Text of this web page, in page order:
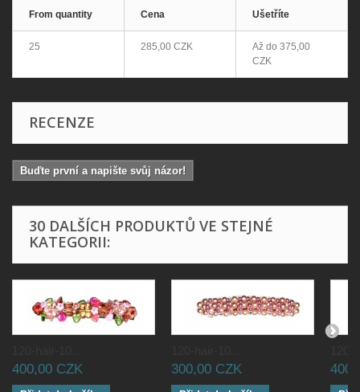
From quantity Cena Ušetříte
25 285,00 CZK Až do 375,00
CZK
RECENZE
Buďte první a napište svůj názor!
30 DALŠÍCH PRODUKTŮ VE STEJNÉ
KATEGORII:
400,00 CZK 300,00 CZK